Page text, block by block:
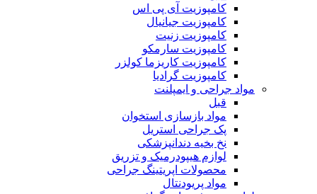
کامپوزیت آی پی اس
کامپوزیت جیانیال
کامپوزیت زنیت
کامپوزیت سارمکو
کامپوزیت کاریزما کولزر
کامپوزیت گرادیا
مواد جراحی و ایمپلنت
قبل
مواد بازسازی استخوان
پک جراحی استریل
نخ بخیه دندانپزشکی
لوازم هیپودرمیک و تزریق
محصولات اپریتینگ جراحی
مواد پریودنتال